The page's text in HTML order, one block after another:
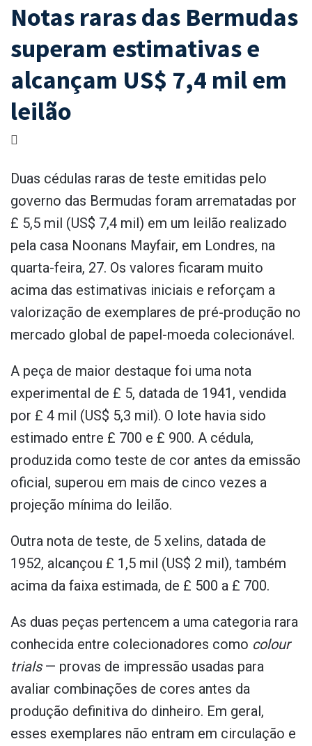
Notas raras das Bermudas
superam estimativas e
alcançam US$ 7,4 mil em
leilão
Duas cédulas raras de teste emitidas pelo
governo das Bermudas foram arrematadas por
£ 5,5 mil (US$ 7,4 mil) em um leilão realizado
pela casa Noonans Mayfair, em Londres, na
quarta-feira, 27. Os valores ficaram muito
acima das estimativas iniciais e reforçam a
valorização de exemplares de pré-produção no
mercado global de papel-moeda colecionável.
A peça de maior destaque foi uma nota
experimental de £ 5, datada de 1941, vendida
por £ 4 mil (US$ 5,3 mil). O lote havia sido
estimado entre £ 700 e £ 900. A cédula,
produzida como teste de cor antes da emissão
oficial, superou em mais de cinco vezes a
projeção mínima do leilão.
Outra nota de teste, de 5 xelins, datada de
1952, alcançou £ 1,5 mil (US$ 2 mil), também
acima da faixa estimada, de £ 500 a £ 700.
As duas peças pertencem a uma categoria rara
conhecida entre colecionadores como colour
trials— provas de impressão usadas para
avaliar combinações de cores antes da
produção definitiva do dinheiro. Em geral,
esses exemplares não entram em circulação e